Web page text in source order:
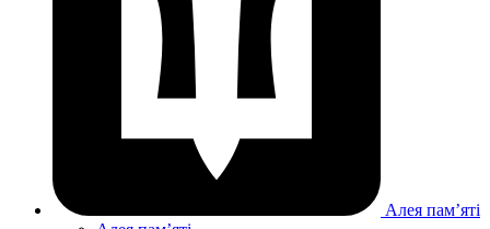
Алея памʼяті